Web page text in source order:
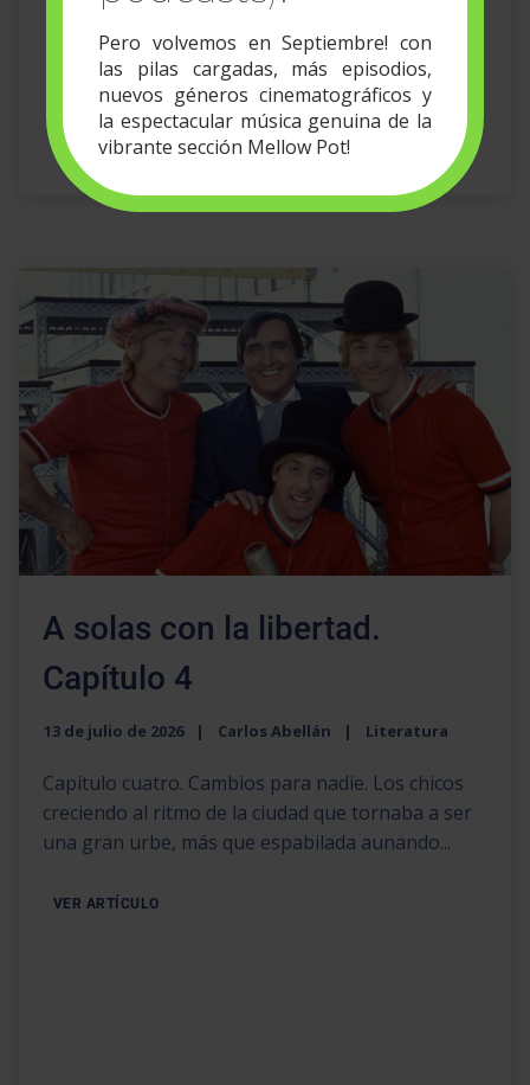
A solas con la libertad.
Capítulo 4
13 de julio de 2026 Carlos Abellán Literatura
Capítulo cuatro. Cambios para nadie. Los chicos
creciendo al ritmo de la ciudad que tornaba a ser
una gran urbe, más que espabilada aunando...
VER ARTÍCULO
Pero volvemos en Septiembre! con
las pilas cargadas, más episodios,
nuevos géneros cinematográficos y
la espectacular música genuina de la
vibrante sección Mellow Pot!